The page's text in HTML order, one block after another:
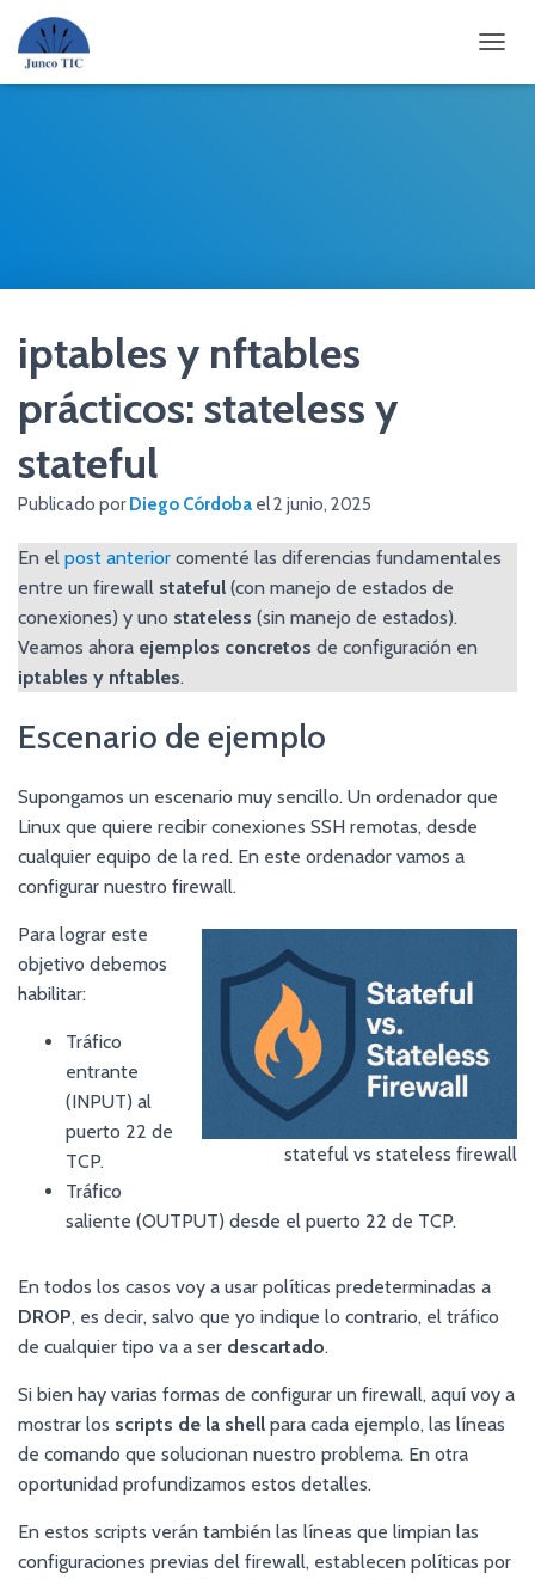
iptables y nftables
prácticos: stateless y
stateful
Publicado porDiego Córdoba el2 junio, 2025
En el post anterior comenté las diferencias fundamentales
entre un firewall stateful (con manejo de estados de
conexiones) y uno stateless (sin manejo de estados).
Veamos ahora ejemplos concretos de configuración en
iptables y nftables.
Escenario de ejemplo
Supongamos un escenario muy sencillo. Un ordenador que
Linux que quiere recibir conexiones SSH remotas, desde
cualquier equipo de la red. En este ordenador vamos a
configurar nuestro firewall.
stateful vs stateless firewall
Para lograr este
objetivo debemos
habilitar:
Tráfico
entrante
(INPUT) al
puerto 22 de
TCP.
Tráfico
saliente (OUTPUT) desde el puerto 22 de TCP.
En todos los casos voy a usar políticas predeterminadas a
DROP, es decir, salvo que yo indique lo contrario, el tráfico
de cualquier tipo va a ser descartado.
Si bien hay varias formas de configurar un firewall, aquí voy a
mostrar los scripts de la shell para cada ejemplo, las líneas
de comando que solucionan nuestro problema. En otra
oportunidad profundizamos estos detalles.
En estos scripts verán también las líneas que limpian las
configuraciones previas del firewall, establecen políticas por